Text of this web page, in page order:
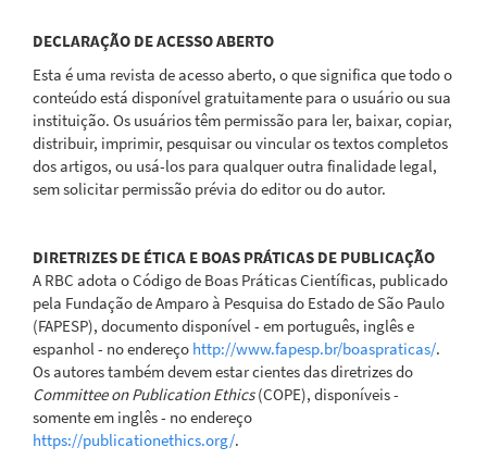
DECLARAÇÃO DE ACESSO ABERTO
Esta é uma revista de acesso aberto, o que significa que todo o
conteúdo está disponível gratuitamente para o usuário ou sua
instituição. Os usuários têm permissão para ler, baixar, copiar,
distribuir, imprimir, pesquisar ou vincular os textos completos
dos artigos, ou usá-los para qualquer outra finalidade legal,
sem solicitar permissão prévia do editor ou do autor.
DIRETRIZES DE ÉTICA E BOAS PRÁTICAS DE PUBLICAÇÃO
A RBC adota o Código de Boas Práticas Científicas, publicado
pela Fundação de Amparo à Pesquisa do Estado de São Paulo
(FAPESP), documento disponível - em português, inglês e
espanhol - no endereço http://www.fapesp.br/boaspraticas/.
Os autores também devem estar cientes das diretrizes do
Committee on Publication Ethics(COPE), disponíveis -
somente em inglês - no endereço
https://publicationethics.org/.